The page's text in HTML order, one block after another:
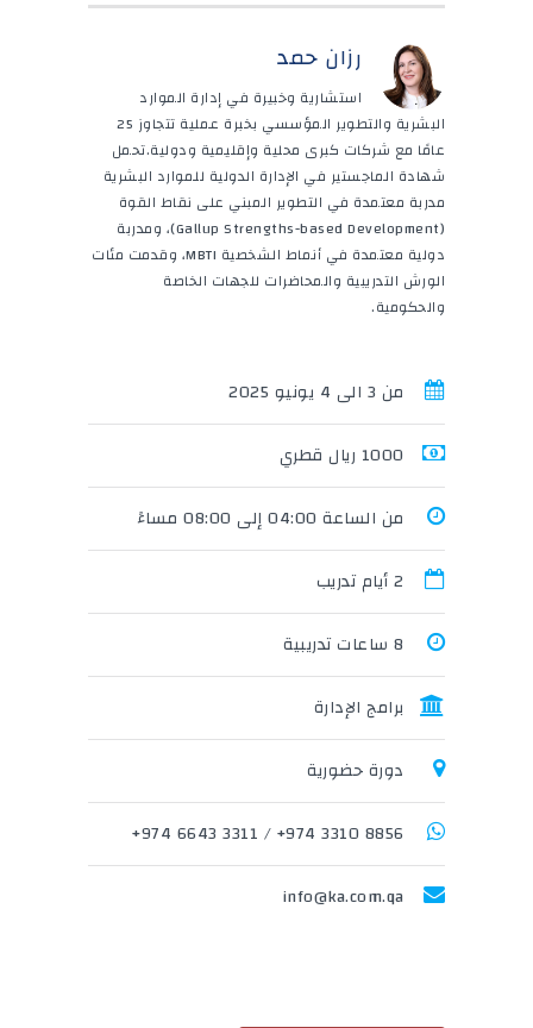
رزان حمد
استشارية وخبيرة في إدارة الموارد
البشرية والتطوير المؤسسي بخبرة عملية تتجاوز 25
عامًا مع شركات كبرى محلية وإقليمية ودولية.تحمل
شهادة الماجستير في الإدارة الدولية للموارد البشرية
مدربة معتمدة في التطوير المبني على نقاط القوة
(Gallup Strengths-based Development)، ومدربة
دولية معتمدة في أنماط الشخصية MBTI، وقدمت مئات
الورش التدريبية والمحاضرات للجهات الخاصة
والحكومية.
من 3 الى 4 يونيو 2025
1000 ريال قطري
من الساعة 04:00 إلى 08:00 مساءً
2 أيام تدريب
8 ساعات تدريبية
برامج الإدارة
دورة حضورية
8856 3310 974+
/
3311 6643 974+
info@ka.com.qa